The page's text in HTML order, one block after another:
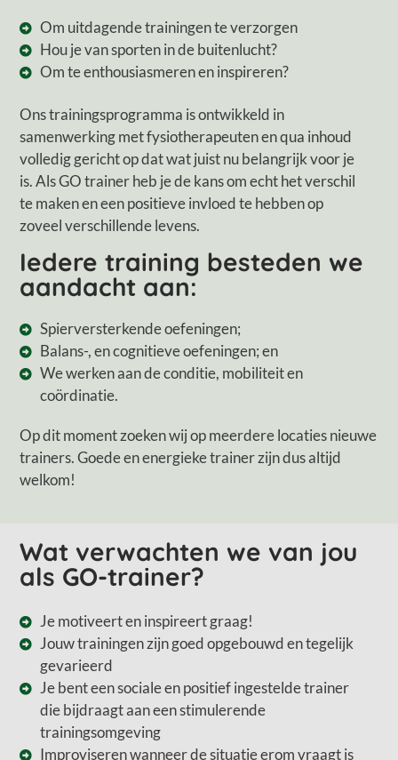
Om uitdagende trainingen te verzorgen
Hou je van sporten in de buitenlucht?
Om te enthousiasmeren en inspireren?
Ons trainingsprogramma is ontwikkeld in
samenwerking met fysiotherapeuten en qua inhoud
volledig gericht op dat wat juist nu belangrijk voor je
is. Als GO trainer heb je de kans om echt het verschil
te maken en een positieve invloed te hebben op
zoveel verschillende levens.
Iedere training besteden we
aandacht aan:
Spierversterkende oefeningen;
Balans-, en cognitieve oefeningen; en
We werken aan de conditie, mobiliteit en
coördinatie.
Op dit moment zoeken wij op meerdere locaties nieuwe
trainers. Goede en energieke trainer zijn dus altijd
welkom!
Wat verwachten we van jou
als GO-trainer?
Je motiveert en inspireert graag!
Jouw trainingen zijn goed opgebouwd en tegelijk
gevarieerd
Je bent een sociale en positief ingestelde trainer
die bijdraagt aan een stimulerende
trainingsomgeving
Improviseren wanneer de situatie erom vraagt is